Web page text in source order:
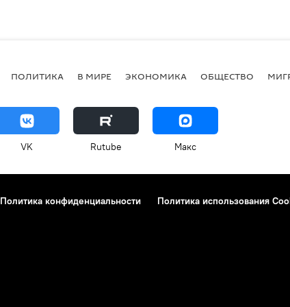
ПОЛИТИКА В МИРЕ ЭКОНОМИКА ОБЩЕСТВО
VK Rutube Макс
Политика конфиденциальности Политика использования